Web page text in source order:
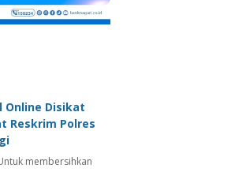
Online Disikat
Reskrim Polres
membersihkan